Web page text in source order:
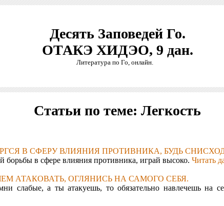
Десять Заповедей Го.
ОТАКЭ ХИДЭО, 9 дан.
Литература по Го, онлайн.
Статьи по теме: Легкость
В СФЕРУ ВЛИЯНИЯ ПРОТИВНИКА, БУДЬ
борьбы в сфере влияния противника, играй высоко. Читать
АТАКОВАТЬ, ОГЛЯНИСЬ НА САМОГО СЕБЯ.
слабые, а ты атакуешь, то обязательно навлечешь на